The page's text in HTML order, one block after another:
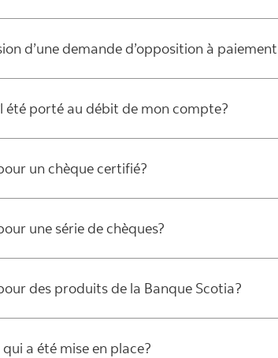
d’une demande d’opposition à
été porté au débit de mon compte?
un chèque certifié?
une série de chèques?
des produits de la Banque Scotia?
a été mise en place?